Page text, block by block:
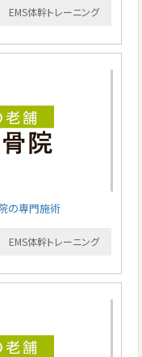
EMS体幹トレーニング
の専門施術
EMS体幹トレーニング